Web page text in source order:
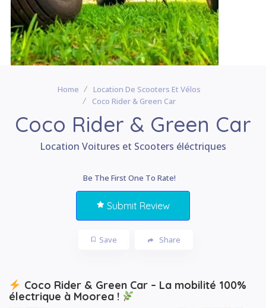
Home
Location De Scooters Et Vélos
Coco Rider & Green Car
Coco Rider & Green Car
Location Voitures et Scooters éléctriques
Be The First One To Rate!
Submit Review
Save Share
Coco Rider & Green Car – La mobilité 100%
électrique à Moorea !